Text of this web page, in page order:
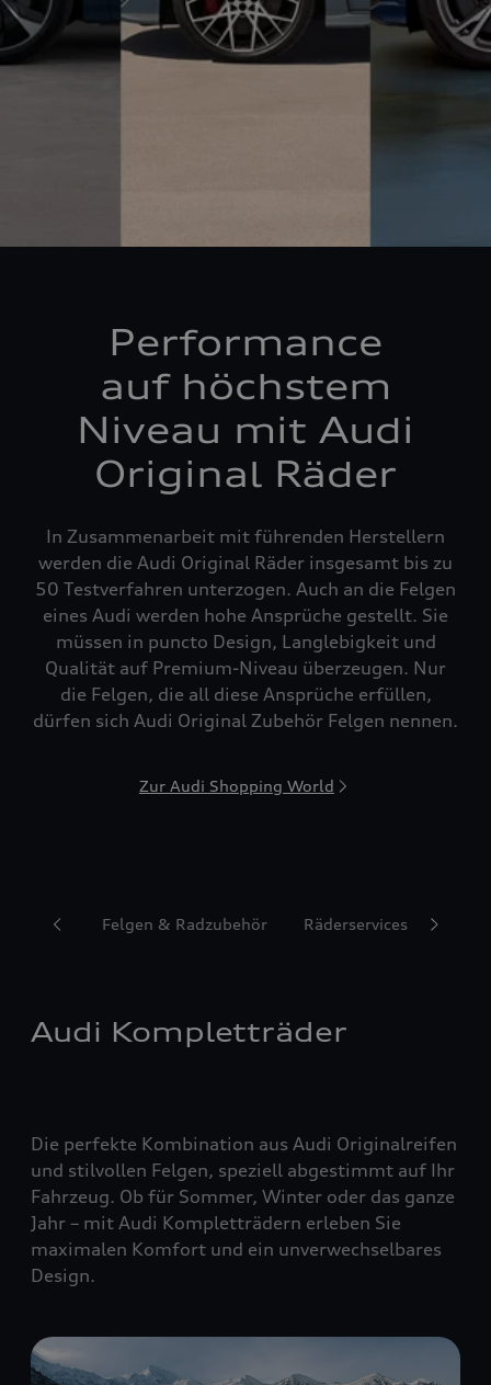
Performance
auf höchstem
Niveau mit Audi
Original Räder
In Zusammenarbeit mit führenden Herstellern
werden die Audi Original Räder insgesamt bis zu
50 Testverfahren unterzogen. Auch an die Felgen
eines Audi werden hohe Ansprüche gestellt. Sie
müssen in puncto Design, Langlebigkeit und
Qualität auf Premium-Niveau überzeugen. Nur
die Felgen, die all diese Ansprüche erfüllen,
dürfen sich Audi Original Zubehör Felgen nennen.
Zur Audi Shopping World
Reifen Felgen & Radzubehör Räderservices
Audi Kompletträder
Die perfekte Kombination aus Audi Originalreifen
und stilvollen Felgen, speziell abgestimmt auf Ihr
Fahrzeug. Ob für Sommer, Winter oder das ganze
Jahr – mit Audi Kompletträdern erleben Sie
maximalen Komfort und ein unverwechselbares
Design.